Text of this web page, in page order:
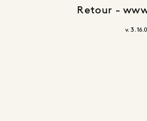
Retour -
v. 3.16.0